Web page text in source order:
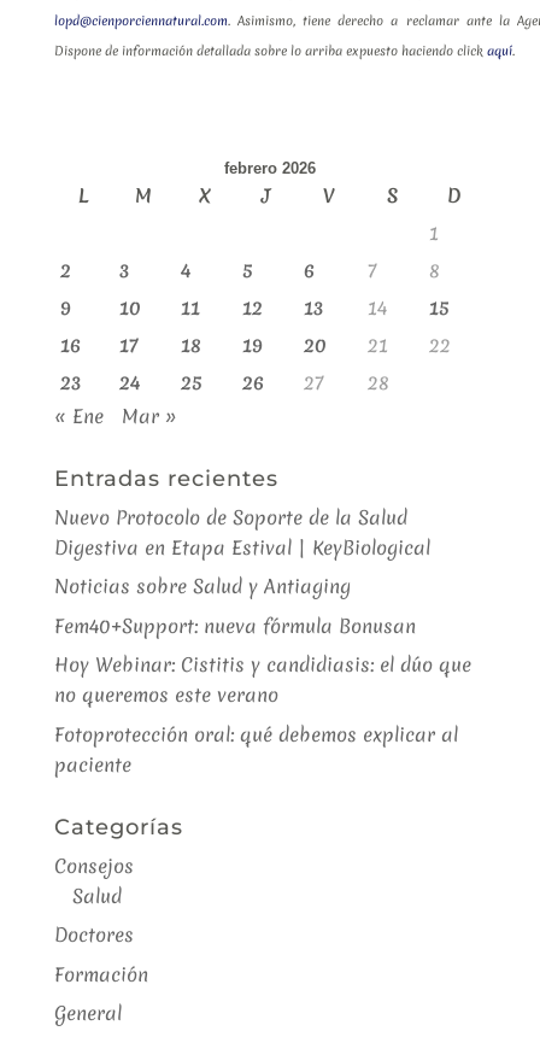
lopd@cienporciennatural.com. Asimismo, tiene derecho a reclamar ante la
Dispone de información detallada sobre lo arriba expuesto haciendo click aquí.
febrero 2026
L M X J V S
D
1
2
3 4 5 6 7
8
9
10 11 12 13 14
15
16
17 18 19 20 21
22
23
24 25 26 27
28
« Ene
Mar »
Entradas recientes
Nuevo Protocolo de Soporte de la Salud
Digestiva en Etapa Estival | KeyBiological
Noticias sobre Salud y Antiaging
Fem40+Support: nueva fórmula Bonusan
Hoy Webinar: Cistitis y candidiasis: el dúo que
no queremos este verano
Fotoprotección oral: qué debemos explicar al
paciente
Categorías
Consejos
Salud
Doctores
Formación
General